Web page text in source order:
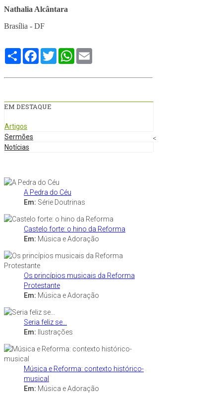
Nathalia Alcântara
Brasília - DF
Compartilhe
Facebook
TwitterWhatsApp
EM DESTAQUE
Artigos
Sermões
Notícias
A Pedra do Céu
Em: Série Doutrinas
Castelo forte: o hino da Reforma
Em: Música e Adoração
Os princípios musicais da Reforma
Protestante
Em: Música e Adoração
Seria feliz se...
Em: Ilustrações
Música e Reforma: contexto histórico-
musical
Em: Música e Adoração
<